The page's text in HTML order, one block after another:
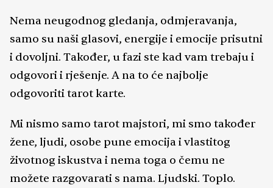
Nema neugodnog gledanja, odmjeravanja,
samo su naši glasovi, energije i emocije prisutni
i dovoljni. Također, u fazi ste kad vam trebaju i
odgovori i rješenje. A na to će najbolje
odgovoriti tarot karte.
Mi nismo samo tarot majstori, mi smo također
žene, ljudi, osobe pune emocija i vlastitog
životnog iskustva i nema toga o čemu ne
možete razgovarati s nama. Ljudski. Toplo.